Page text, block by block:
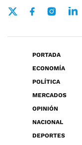
PORTADA
ECONOMÍA
POLÍTICA
MERCADOS
OPINIÓN
NACIONAL
DEPORTES